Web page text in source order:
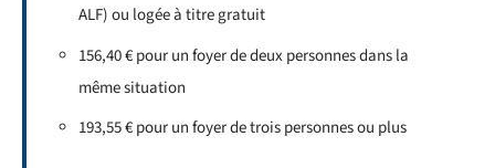
ALF) ou logée à titre gratuit
156,40 € pour un foyer de deux personnes dans la
même situation
193,55 € pour un foyer de trois personnes ou plus